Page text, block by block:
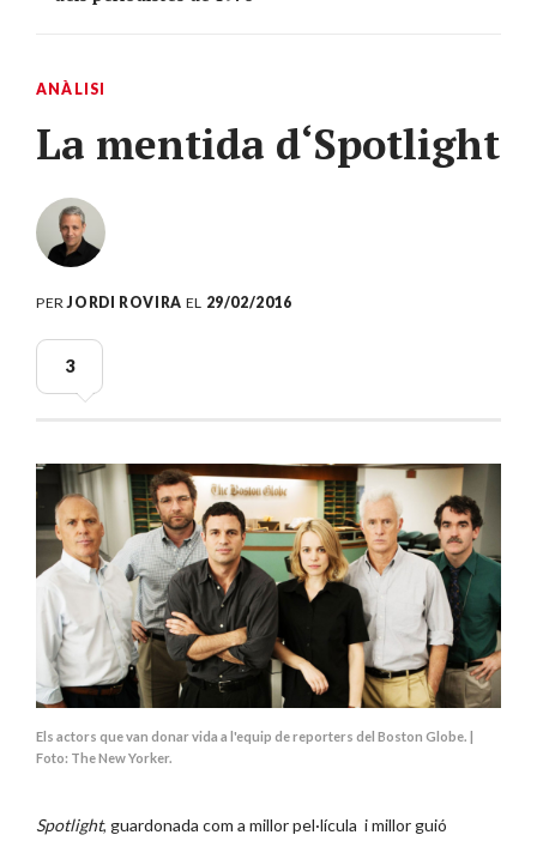
ANÀLISI
La mentida d‘Spotlight
PERJORDI ROVIRA EL 29/02/2016
3
Els actors que van donar vida a l'equip de reporters del Boston Globe. |
Foto: The New Yorker.
Spotlight, guardonada com a millor pel·lícula i millor guió